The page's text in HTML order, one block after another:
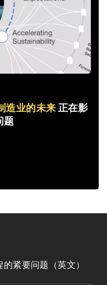
造业的未来 正在影
题
紧要问题（英文）